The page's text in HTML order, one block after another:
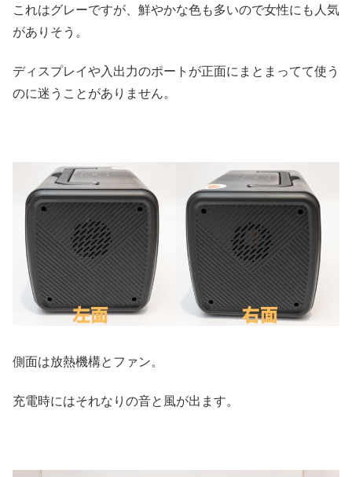
これはグレーですが、鮮やかな色も多いので女性にも人気
がありそう。
ディスプレイや入出力のポートが正面にまとまってて使う
のに迷うことがありません。
側面は放熱機構とファン。
充電時にはそれなりの音と風が出ます。